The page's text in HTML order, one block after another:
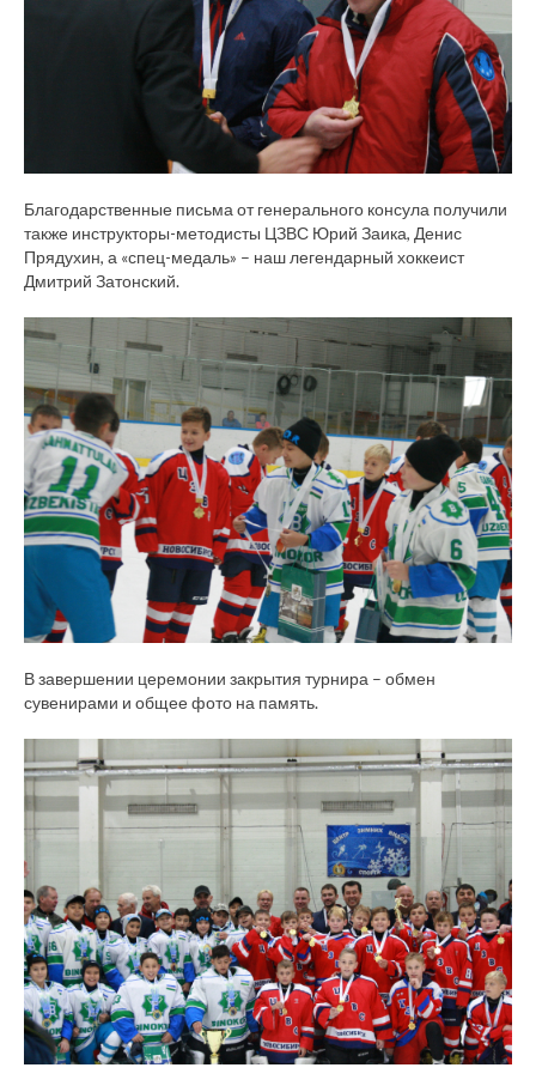
Благодарственные письма от генерального консула получили
также инструкторы-методисты ЦЗВС Юрий Заика, Денис
Прядухин, а «спец-медаль» – наш легендарный хоккеист
Дмитрий Затонский.
В завершении церемонии закрытия турнира – обмен
сувенирами и общее фото на память.